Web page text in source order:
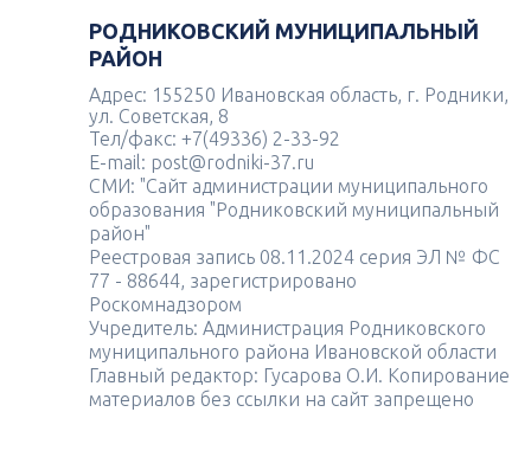
РОДНИКОВСКИЙ МУНИЦИПАЛЬНЫЙ
РАЙОН
Адрес: 155250 Ивановская область, г. Родники,
ул. Советская, 8
Тел/факс: +7(49336) 2-33-92
E-mail: post@rodniki-37.ru
СМИ: "Сайт администрации муниципального
образования "Родниковский муниципальный
район"
Реестровая запись 08.11.2024 серия ЭЛ № ФС
77 - 88644, зарегистрировано
Роскомнадзором
Учредитель: Администрация Родниковского
муниципального района Ивановской области
Главный редактор: Гусарова О.И. Копирование
материалов без ссылки на сайт запрещено